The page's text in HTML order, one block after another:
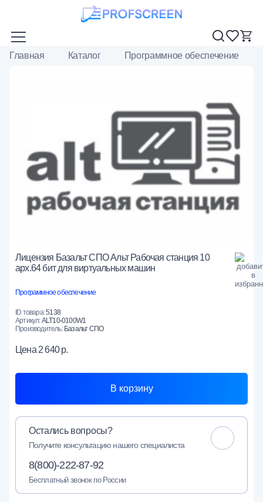
Главная Каталог Программное обеспечение
Лицензия Базальт СПО Альт Рабочая станция 10
арх.64 бит для виртуальных машин
Программное обеспечение
ID товара:5138
Артикул:ALT10-0100W1
Производитель:Базальт СПО
Цена 2 640 р.
В корзину
Остались вопросы?
Получите консультацию нашего специалиста
8(800)-222-87-92
Бесплатный звонок по России